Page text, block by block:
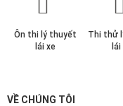
Ôn thi lý thuyết
lái xe
Thi thử
lái
VỀ CHÚNG TÔI